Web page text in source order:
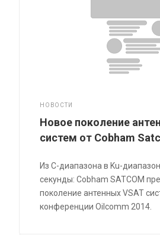
НОВОСТИ
Новое поколение
систем от Cobham
Из С-диапазона в Ku-
секунды: Cobham SATCOM
поколение антенных VSAT
конференции Oilcomm 2014.